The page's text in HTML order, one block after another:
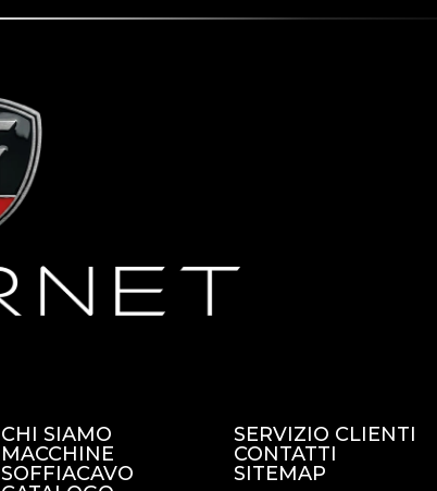
CHI SIAMO
MACCHINE
SOFFIACAVO
SERVIZIO CLIENTI
CONTATTI
SITEMAP